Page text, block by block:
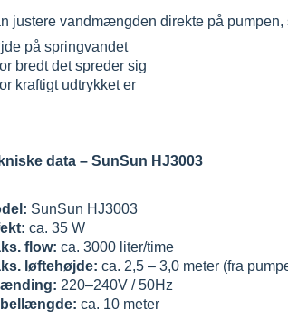
justere vandmængden direkte på pumpen,
på springvandet
bredt det spreder sig
kraftigt udtrykket er
data – SunSun HJ3003
SunSun HJ3003
ca. 35 W
flow: ca. 3000 liter/time
løftehøjde: ca. 2,5 – 3,0 meter (fra
220–240V / 50Hz
ca. 10 meter